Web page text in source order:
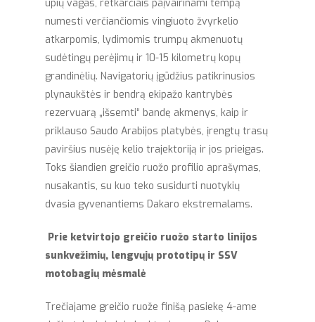
upių vagas, retkarčiais paįvairinami tempą
numesti verčiančiomis vingiuoto žvyrkelio
atkarpomis, lydimomis trumpų akmenuotų
sudėtingų perėjimų ir 10-15 kilometrų kopų
grandinėlių. Navigatorių įgūdžius patikrinusios
plynaukštės ir bendrą ekipažo kantrybės
rezervuarą „išsemti“ bandę akmenys, kaip ir
priklauso Saudo Arabijos platybės, įrengtų trasų
paviršius nusėję kelio trajektoriją ir jos prieigas.
Toks šiandien greičio ruožo profilio aprašymas,
nusakantis, su kuo teko susidurti nuotykių
dvasia gyvenantiems Dakaro ekstremalams.
Prie ketvirtojo greičio ruožo starto linijos
sunkvežimių, lengvųjų prototipų ir SSV
motobagių mėsmalė
Trečiajame greičio ruože finišą pasiekę 4-ame